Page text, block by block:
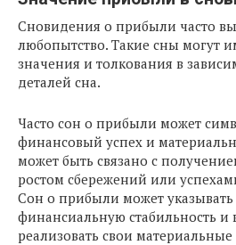
Сновидения о прибыли часто
любопытство. Такие сны могут
значения и толкования в
деталей сна.
Часто сон о прибыли может
финансовый успех и
может быть связано с
ростом сбережений или
Сон о прибыли может
финансиальную стабильность и
реализовать свои